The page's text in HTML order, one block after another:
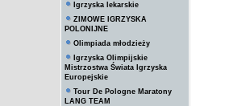
Igrzyska lekarskie
ZIMOWE IGRZYSKA
POLONIJNE
Olimpiada młodzieży
Igrzyska Olimpijskie
Mistrzostwa Świata Igrzyska
Europejskie
Tour De Pologne Maratony
LANG TEAM